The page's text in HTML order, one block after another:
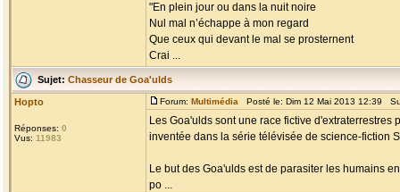
"En plein jour ou dans la nuit noire
Nul mal n’échappe à mon regard
Que ceux qui devant le mal se prosternent
Crai ...
Sujet: Chasseur de Goa'ulds
Hopto
Réponses: 0
Vus: 11983
Forum: Multimédia Posté le: Dim 12 Mai 2013 12:39
Les Goa'ulds sont une race fictive d'extraterrestres
inventée dans la série télévisée de science-fiction
Le but des Goa'ulds est de parasiter les humains
po ...